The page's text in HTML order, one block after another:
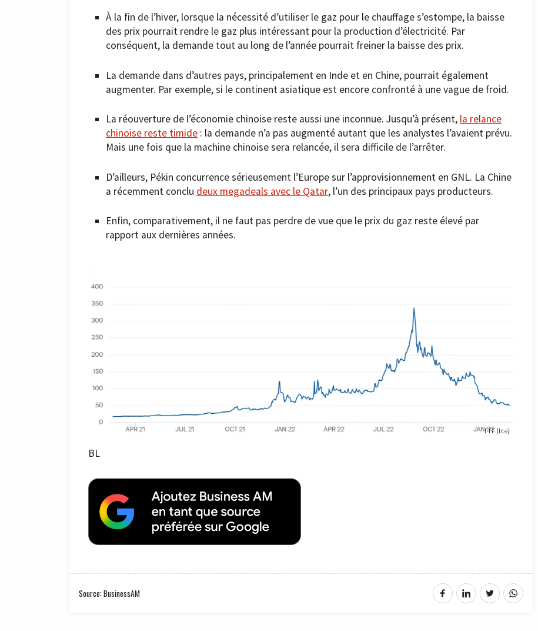
À la fin de l’hiver, lorsque la nécessité d’utiliser le gaz pour le chauffage s’estompe, la baisse
des prix pourrait rendre le gaz plus intéressant pour la production d’électricité. Par
conséquent, la demande tout au long de l’année pourrait freiner la baisse des prix.
La demande dans d’autres pays, principalement en Inde et en Chine, pourrait également
augmenter. Par exemple, si le continent asiatique est encore confronté à une vague de froid.
La réouverture de l’économie chinoise reste aussi une inconnue. Jusqu’à présent, la relance
chinoise reste timide : la demande n’a pas augmenté autant que les analystes l’avaient prévu.
Mais une fois que la machine chinoise sera relancée, il sera difficile de l’arrêter.
D’ailleurs, Pékin concurrence sérieusement l’Europe sur l’approvisionnement en GNL. La Chine
a récemment conclu deux megadeals avec le Qatar, l’un des principaux pays producteurs.
Enfin, comparativement, il ne faut pas perdre de vue que le prix du gaz reste élevé par
rapport aux dernières années.
TTF (Ice)
BL
Source: BusinessAM